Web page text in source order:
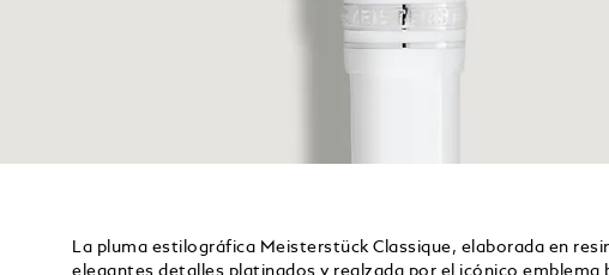
La pluma estilográfica Meisterstück Classique, elaborada en
elegantes detalles platinados y realzada por el icónico emblema